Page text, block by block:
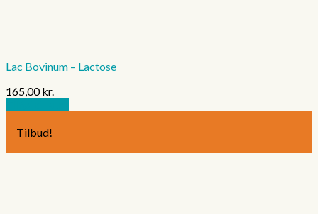
Lac Bovinum – Lactose
165,00kr.
Tilbud!